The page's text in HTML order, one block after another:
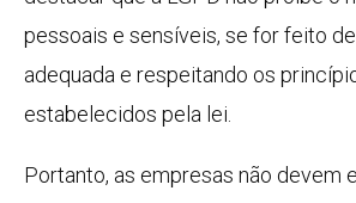
pessoais e sensíveis, se for feito
adequada e respeitando os
estabelecidos pela lei.
Portanto, as empresas não devem